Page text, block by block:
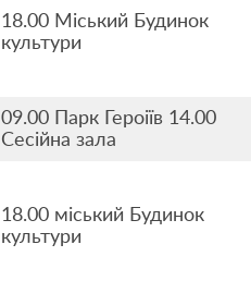
18.00 Міський Будинок
культури
09.00 Парк Героіїв 14.00
Сесійна зала
18.00 міський Будинок
культури